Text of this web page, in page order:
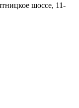
шоссе, 11-